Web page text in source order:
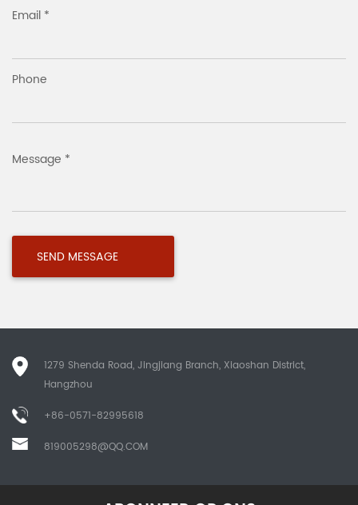
Email *
Phone
Message *
1279 Shenda Road, Jingjiang Branch, Xiaoshan District,
Hangzhou
+86-0571-82995618
819005298@QQ.COM